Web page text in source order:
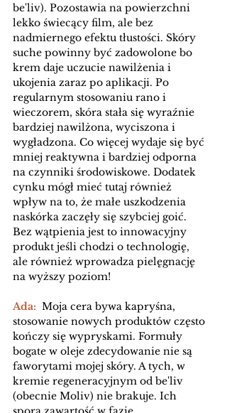
be'liv). Pozostawia na powierzchni
lekko świecący film, ale bez
nadmiernego efektu tłustości. Skóry
suche powinny być zadowolone bo
krem daje uczucie nawilżenia i
ukojenia zaraz po aplikacji. Po
regularnym stosowaniu rano i
wieczorem, skóra stała się wyraźnie
bardziej nawilżona, wyciszona i
wygładzona. Co więcej wydaje się być
mniej reaktywna i bardziej odporna
na czynniki środowiskowe. Dodatek
cynku mógł mieć tutaj również
wpływ na to, że małe uszkodzenia
naskórka zaczęły się szybciej goić.
Bez wątpienia jest to innowacyjny
produkt jeśli chodzi o technologię,
ale również wprowadza pielęgnację
na wyższy poziom!
Ada: Moja cera bywa kapryśna,
stosowanie nowych produktów często
kończy się wypryskami. Formuły
bogate w oleje zdecydowanie nie są
faworytami mojej skóry. A tych, w
kremie regeneracyjnym od be'liv
(obecnie Moliv) nie brakuje. Ich